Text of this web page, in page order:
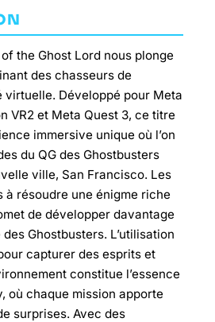
the Ghost Lord nous plonge
des chasseurs de
virtuelle. Développé pour Meta
VR2 et Meta Quest 3, ce titre
immersive unique où l’on
du QG des Ghostbusters
ville, San Francisco. Les
à résoudre une énigme riche
de développer davantage
Ghostbusters. L’utilisation
capturer des esprits et
constitue l’essence
où chaque mission apporte
surprises. Avec des